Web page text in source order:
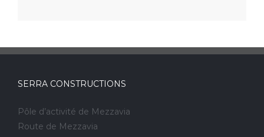
SERRA CONSTRUCTIONS
Pôle d’activité de Mezzavia
Route de Mezzavia